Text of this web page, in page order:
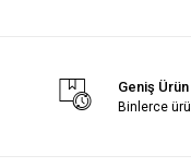
Geniş
Binlerce